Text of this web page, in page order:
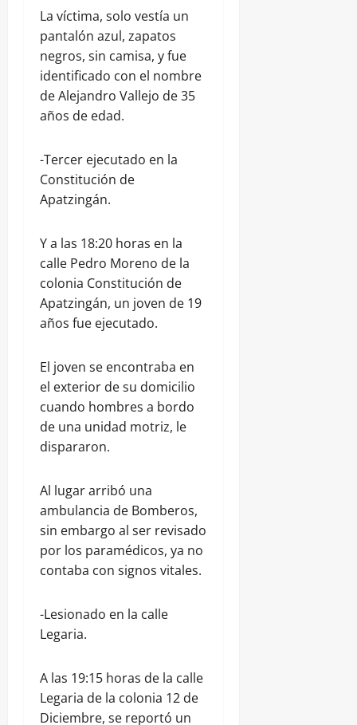
La víctima, solo vestía un
pantalón azul, zapatos
negros, sin camisa, y fue
identificado con el nombre
de Alejandro Vallejo de 35
años de edad.
-Tercer ejecutado en la
Constitución de
Apatzingán.
Y a las 18:20 horas en la
calle Pedro Moreno de la
colonia Constitución de
Apatzingán, un joven de 19
años fue ejecutado.
El joven se encontraba en
el exterior de su domicilio
cuando hombres a bordo
de una unidad motriz, le
dispararon.
Al lugar arribó una
ambulancia de Bomberos,
sin embargo al ser revisado
por los paramédicos, ya no
contaba con signos vitales.
-Lesionado en la calle
Legaria.
A las 19:15 horas de la calle
Legaria de la colonia 12 de
Diciembre, se reportó un